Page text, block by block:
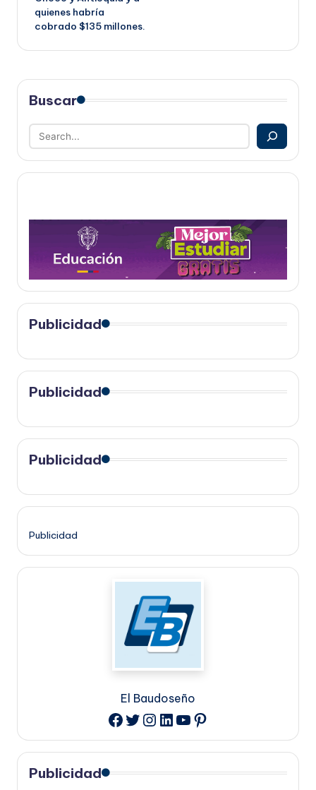
quienes habría
cobrado $135 millones.
Buscar
Publicidad
Publicidad
Publicidad
Publicidad
El Baudoseño
Facebook
Twitter
Instagram
LinkedIn
YouTube
Pinterest
Publicidad